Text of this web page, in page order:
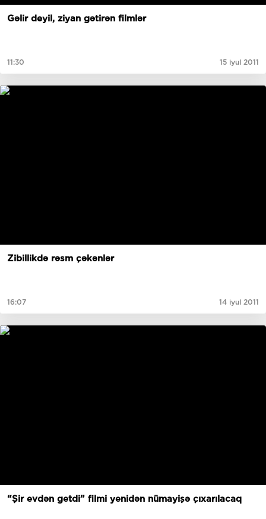
Gəlir deyil, ziyan gətirən filmlər
11:30 15 iyul 2011
Zibillikdə rəsm çəkənlər
16:07 14 iyul 2011
“Şir evdən getdi” filmi yenidən nümayişə çıxarılacaq